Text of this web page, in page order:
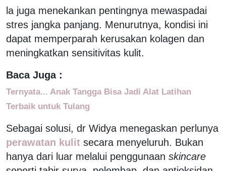
la juga menekankan pentingnya mewaspadai
stres jangka panjang. Menurutnya, kondisi ini
dapat memperparah kerusakan kolagen dan
meningkatkan sensitivitas kulit.
Baca Juga :
Ternyata... Anak Tangga Bisa Jadi Alat Latihan
Terbaik untuk Tulang
Sebagai solusi, dr Widya menegaskan perlunya
perawatan kulit secara menyeluruh. Bukan
hanya dari luar melalui penggunaan skincare